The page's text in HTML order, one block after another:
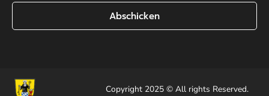
Abschicken
Copyright 2025 © All rights Reserved.